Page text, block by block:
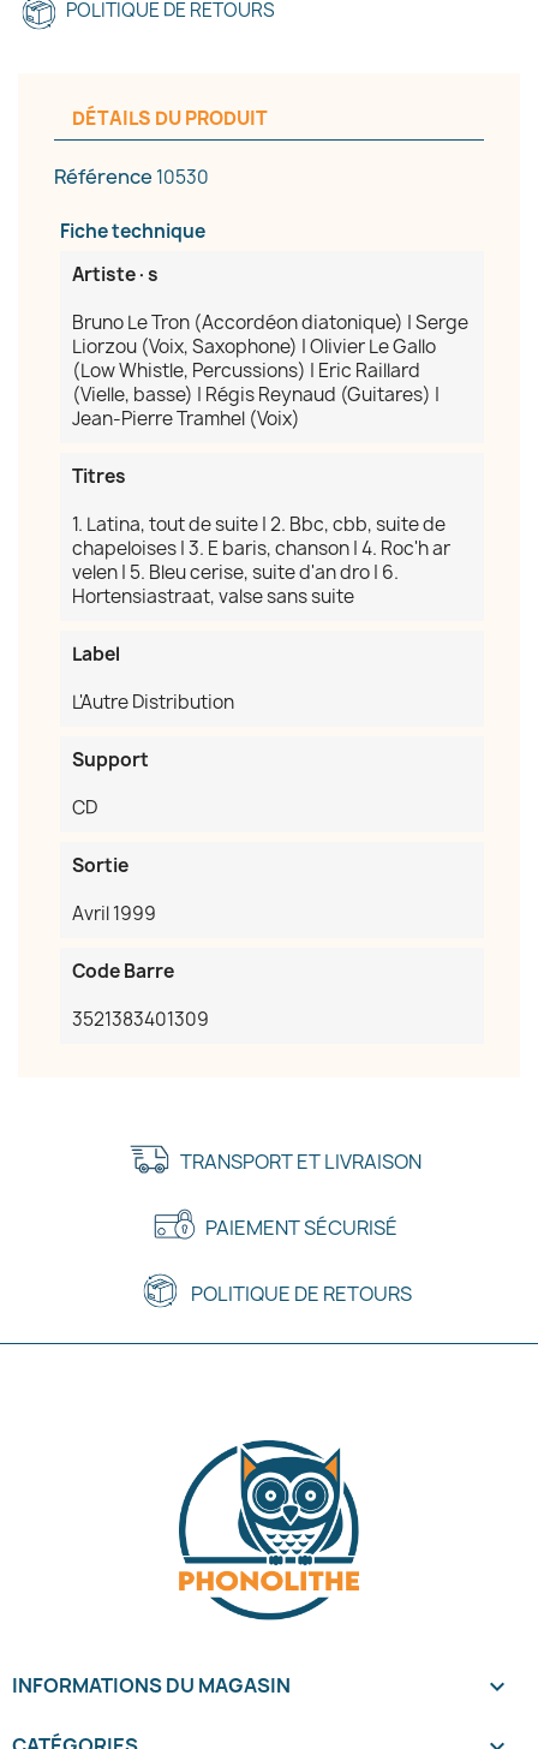
POLITIQUE DE RETOURS
DÉTAILS DU PRODUIT
Référence 10530
Fiche technique
Artiste·s
Bruno Le Tron (Accordéon diatonique) | Serge
Liorzou (Voix, Saxophone) | Olivier Le Gallo
(Low Whistle, Percussions) | Eric Raillard
(Vielle, basse) | Régis Reynaud (Guitares) |
Jean-Pierre Tramhel (Voix)
Titres
1. Latina, tout de suite | 2. Bbc, cbb, suite de
chapeloises | 3. E baris, chanson | 4. Roc'h ar
velen | 5. Bleu cerise, suite d'an dro | 6.
Hortensiastraat, valse sans suite
Label
L'Autre Distribution
Support
CD
Sortie
Avril 1999
Code Barre
3521383401309
Créer une liste d'envies ×
Annuler Créer une liste d'envies
TRANSPORT ET LIVRAISON
PAIEMENT SÉCURISÉ
POLITIQUE DE RETOURS
INFORMATIONS DU MAGASIN keyboard_arrow_down